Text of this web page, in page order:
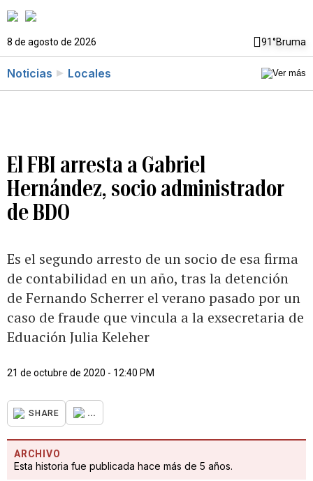
8 de agosto de 2026 91°Bruma
Noticias Locales
El FBI arresta a Gabriel
Hernández, socio administrador
de BDO
Es el segundo arresto de un socio de esa firma
de contabilidad en un año, tras la detención
de Fernando Scherrer el verano pasado por un
caso de fraude que vincula a la exsecretaria de
Eduación Julia Keleher
21 de octubre de 2020 - 12:40 PM
SHARE ...
ARCHIVO
Esta historia fue publicada hace más de 5 años.